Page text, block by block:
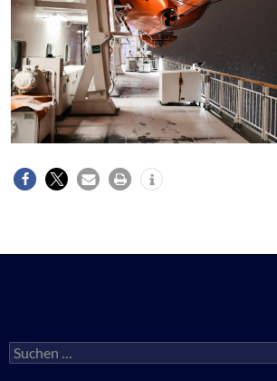
Suchen
nach: